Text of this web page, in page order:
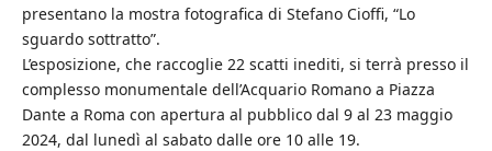
presentano la mostra fotografica di Stefano Cioffi, “Lo
sguardo sottratto”.
L’esposizione, che raccoglie 22 scatti inediti, si terrà presso il
complesso monumentale dell’Acquario Romano a Piazza
Dante a Roma con apertura al pubblico dal 9 al 23 maggio
2024, dal lunedì al sabato dalle ore 10 alle 19.